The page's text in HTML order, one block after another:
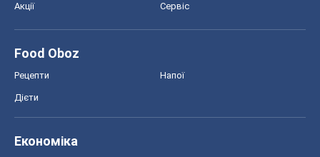
Акції Сервіс
Food Oboz
Рецепти Напої
Дієти
Економіка